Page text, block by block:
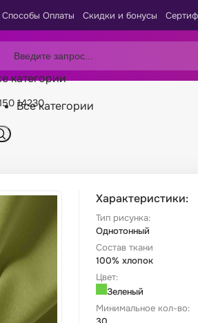
Способы Оплаты Скидки и бонусы
категории
Все категории
14230
Характеристики:
Тип рисунка:
Однотонный
Состав ткани
100% хлопок
Цвет:
Зеленый
Минимальное кол-во: